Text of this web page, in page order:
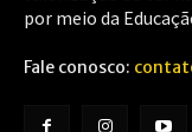
por meio da
Fale conosco: